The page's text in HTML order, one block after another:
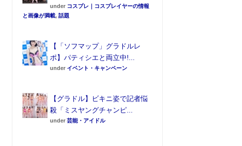
under コスプレ｜コスプレイヤーの情報
と画像が満載, 話題
【「ソフマップ」グラドルレ
ポ】パティシエと両立中!...
under イベント・キャンペーン
【グラドル】ビキニ姿で記者悩
殺「ミスヤングチャンピ...
under 芸能・アイドル